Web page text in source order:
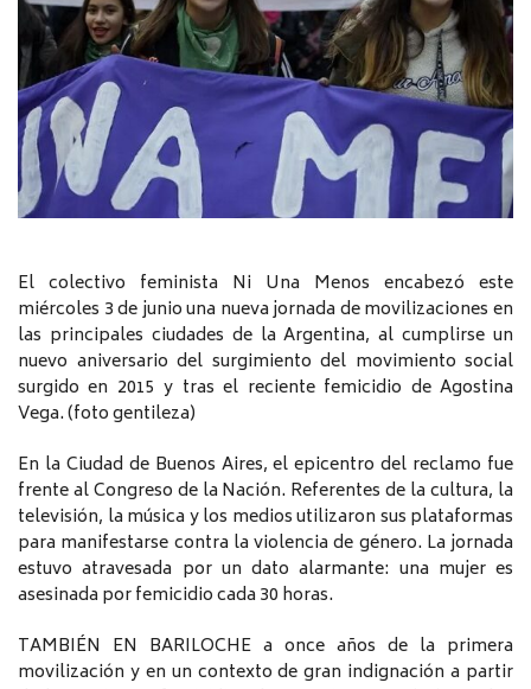
El colectivo feminista Ni Una Menos encabezó este
miércoles 3 de junio una nueva jornada de movilizaciones en
las principales ciudades de la Argentina, al cumplirse un
nuevo aniversario del surgimiento del movimiento social
surgido en 2015 y tras el reciente femicidio de Agostina
Vega. (foto gentileza)
En la Ciudad de Buenos Aires, el epicentro del reclamo fue
frente al Congreso de la Nación. Referentes de la cultura, la
televisión, la música y los medios utilizaron sus plataformas
para manifestarse contra la violencia de género. La jornada
estuvo atravesada por un dato alarmante: una mujer es
asesinada por femicidio cada 30 horas.
TAMBIÉN EN BARILOCHE a once años de la primera
movilización y en un contexto de gran indignación a partir